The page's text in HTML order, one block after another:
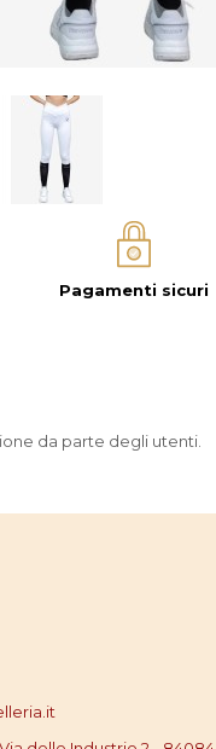
Pagamenti sicuri
da parte degli utenti.